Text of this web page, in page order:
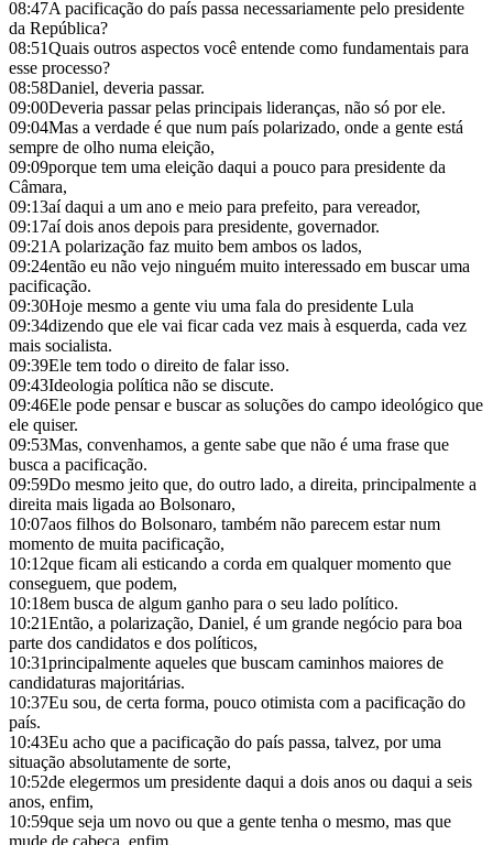
08:47A pacificação do país passa necessariamente pelo presidente
da República?
08:51Quais outros aspectos você entende como fundamentais para
esse processo?
08:58Daniel, deveria passar.
09:00Deveria passar pelas principais lideranças, não só por ele.
09:04Mas a verdade é que num país polarizado, onde a gente está
sempre de olho numa eleição,
09:09porque tem uma eleição daqui a pouco para presidente da
Câmara,
09:13aí daqui a um ano e meio para prefeito, para vereador,
09:17aí dois anos depois para presidente, governador.
09:21A polarização faz muito bem ambos os lados,
09:24então eu não vejo ninguém muito interessado em buscar uma
pacificação.
09:30Hoje mesmo a gente viu uma fala do presidente Lula
09:34dizendo que ele vai ficar cada vez mais à esquerda, cada vez
mais socialista.
09:39Ele tem todo o direito de falar isso.
09:43Ideologia política não se discute.
09:46Ele pode pensar e buscar as soluções do campo ideológico que
ele quiser.
09:53Mas, convenhamos, a gente sabe que não é uma frase que
busca a pacificação.
09:59Do mesmo jeito que, do outro lado, a direita, principalmente a
direita mais ligada ao Bolsonaro,
10:07aos filhos do Bolsonaro, também não parecem estar num
momento de muita pacificação,
10:12que ficam ali esticando a corda em qualquer momento que
conseguem, que podem,
10:18em busca de algum ganho para o seu lado político.
10:21Então, a polarização, Daniel, é um grande negócio para boa
parte dos candidatos e dos políticos,
10:31principalmente aqueles que buscam caminhos maiores de
candidaturas majoritárias.
10:37Eu sou, de certa forma, pouco otimista com a pacificação do
país.
10:43Eu acho que a pacificação do país passa, talvez, por uma
situação absolutamente de sorte,
10:52de elegermos um presidente daqui a dois anos ou daqui a seis
anos, enfim,
10:59que seja um novo ou que a gente tenha o mesmo, mas que